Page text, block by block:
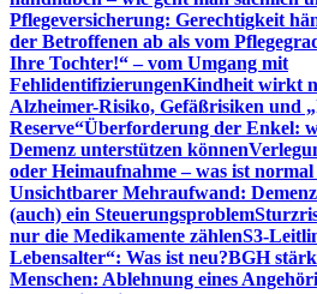
Pflegeversicherung: Gerechtigkeit
der Betroffenen ab als vom
Ihre Tochter!“ – vom Umgang mit
FehlidentifizierungenKindheit wirkt
Alzheimer-Risiko, Gefäßrisiken und
Reserve“Überforderung der Enkel:
Demenz unterstützen können
oder Heimaufnahme – was ist
Unsichtbarer Mehraufwand:
(auch) ein Steuerungsproblem
nur die Medikamente zählenS3-
Lebensalter“: Was ist neu?BGH
Menschen: Ablehnung eines